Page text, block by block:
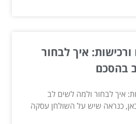
ורכישות: איך לבחור
בהסכם
איך לבחור ולמה לשים לב
כנראה שיש על השולחן עסקה